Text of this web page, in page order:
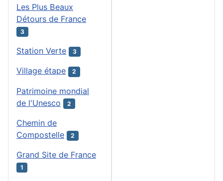
Les Plus Beaux
Détours de France
3
Station Verte 3
Village étape 2
Patrimoine mondial
de l'Unesco
2
Chemin de
Compostelle
2
Grand Site de France
1